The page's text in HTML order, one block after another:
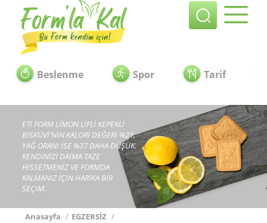
Beslenme Spor Tarif
ETİ FORM LİMON LİFLİ KEPEKLİ
BİSKÜVİ'NİN KALORİ DEĞERİ %21,
YAĞ ORANI İSE %37 DAHA DÜŞÜK.
KENDİNİZİ DAİMA TAZE
HİSSETMENİZ VE FORMDA
KALMANIZ İÇİN HARİKA BİR
SEÇİM.
Anasayfa / EGZERSİZ /